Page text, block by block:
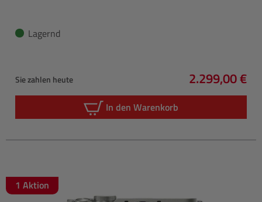
Lagernd
Sie zahlen heute
Regulärer
2.299,00 €
In den Warenkorb
1 Aktion